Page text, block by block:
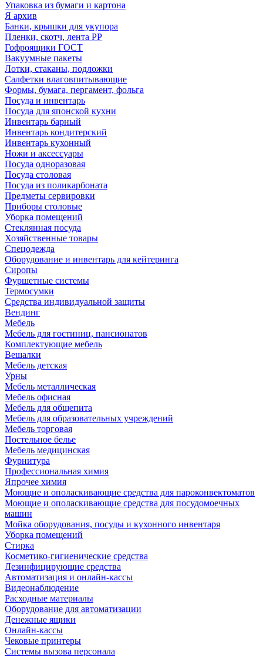
Упаковка из бумаги и картона
Я архив
Банки, крышки для укупора
Пленки, скотч, лента РР
Гофроящики ГОСТ
Вакуумные пакеты
Лотки, стаканы, подложки
Салфетки влаговпитывающие
Формы, бумага, пергамент, фольга
Посуда и инвентарь
Посуда для японской кухни
Инвентарь барный
Инвентарь кондитерский
Инвентарь кухонный
Ножи и аксессуары
Посуда одноразовая
Посуда столовая
Посуда из поликарбоната
Предметы сервировки
Приборы столовые
Уборка помещений
Стеклянная посуда
Хозяйственные товары
Спецодежда
Оборудование и инвентарь для кейтеринга
Сиропы
Фуршетные системы
Термосумки
Средства индивидуальной защиты
Вендинг
Мебель
Мебель для гостиниц, пансионатов
Комплектующие мебель
Вешалки
Мебель детская
Урны
Мебель металлическая
Мебель офисная
Мебель для общепита
Мебель для образовательных учреждений
Мебель торговая
Постельное белье
Мебель медицинская
Фурнитура
Профессиональная химия
Япрочее химия
Моющие и ополаскивающие средства для пароконвектоматов
Моющие и ополаскивающие средства для посудомоечных
машин
Мойка оборудования, посуды и кухонного инвентаря
Уборка помещений
Стирка
Косметико-гигиенические средства
Дезинфицирующие средства
Автоматизация и онлайн-кассы
Видеонаблюдение
Расходные материалы
Оборудование для автоматизации
Денежные ящики
Онлайн-кассы
Чековые принтеры
Системы вызова персонала